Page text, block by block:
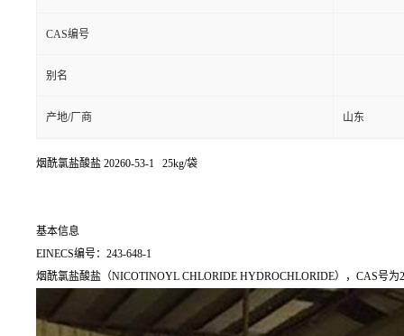
CAS编号
别名
产地/厂商 山东
烟酰氯盐酸盐 20260-53-1 25kg/袋
基本信息
EINECS编号：243-648-1
烟酰氯盐酸盐（NICOTINOYL CHLORIDE HYDROCHLORIDE），CAS号